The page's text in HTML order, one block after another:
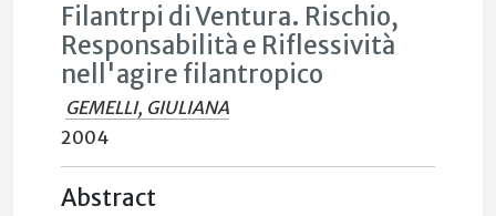
Filantrpi di Ventura. Rischio,
Responsabilità e Riflessività
nell'agire filantropico
GEMELLI, GIULIANA
2004
Abstract